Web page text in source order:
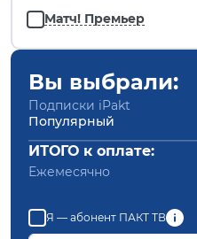
Матч! Премьер
Вы выбрали:
Подписки iPakt
Популярный
ИТОГО к оплате:
Ежемесячно
Я — абонент ПАКТ ТВ